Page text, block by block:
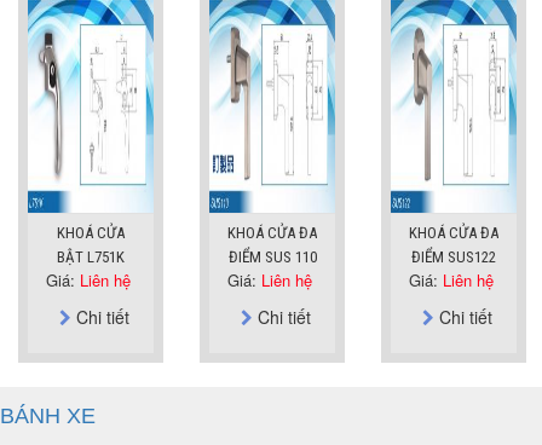
KHOÁ CỬA
BẬT L751K
Giá: Liên hệ
Chi tiết
KHOÁ CỬA ĐA
ĐIỂM SUS 110
Giá: Liên hệ
Chi tiết
KHOÁ CỬA ĐA
ĐIỂM SUS122
Giá: Liên hệ
Chi tiết
BÁNH XE